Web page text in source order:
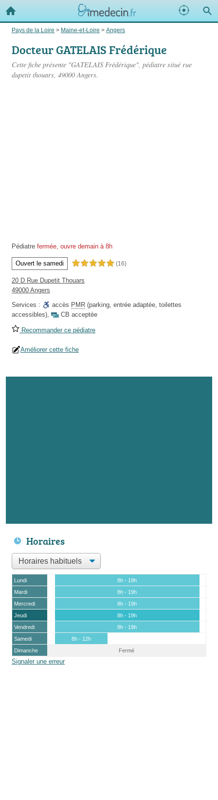
Pays de la Loire > Maine-et-Loire > Angers
Docteur GATELAIS Frédérique
Cette fiche présente "GATELAIS Frédérique", pédiatre situé rue
dupetit thouars, 49000 Angers.
Pédiatre fermée, ouvre demain à 8h
Ouvert le samedi 5,0 étoiles sur 5 (16)
20 D Rue Dupetit Thouars
49000 Angers
Services :
accès PMR (parking, entrée adaptée, toilettes
accessibles), CB acceptée
Recommander ce pédiatre
Améliorer cette fiche
Horaires
Lundi
8h - 19h
Mardi
8h - 19h
Mercredi
8h - 19h
Jeudi
8h - 19h
Vendredi
8h - 19h
Samedi
8h - 12h
Dimanche
Fermé
Signaler une erreur